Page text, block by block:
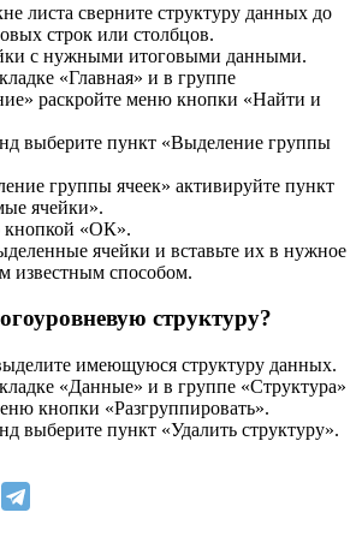
листа сверните структуру данных до
строк или столбцов.
с нужными итоговыми данными.
«Главная» и в группе
раскройте меню кнопки «Найти и
выберите пункт «Выделение группы
группы ячеек» активируйте пункт
ячейки».
кнопкой «ОК».
ячейки и вставьте их в нужное
способом.
структуру?
имеющуюся структуру данных.
«Данные» и в группе «Структура»
кнопки «Разгруппировать».
выберите пункт «Удалить структуру».